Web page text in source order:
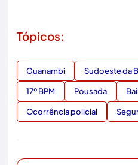
Tópicos:
Guanambi Sudoeste da
17º BPM Pousada
Ocorrência policial